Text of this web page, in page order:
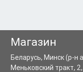
Магазин
Беларусь,Минск(р-н
Меньковский тракт, 2,